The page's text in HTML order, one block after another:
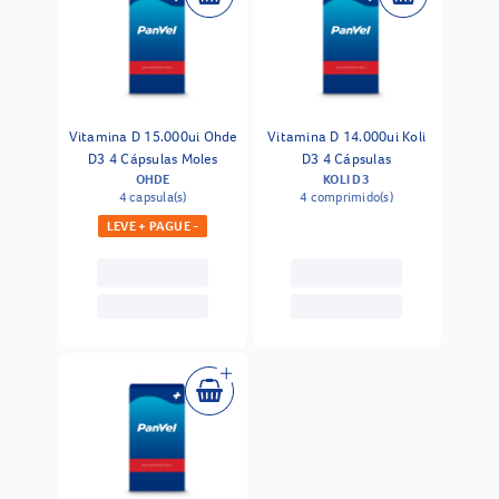
Vitamina D 15.000ui Ohde
D3 4 Cápsulas Moles
OHDE
4 capsula(s)
LEVE + PAGUE -
Vitamina D 14.000ui Koli
D3 4 Cápsulas
KOLI D3
4 comprimido(s)